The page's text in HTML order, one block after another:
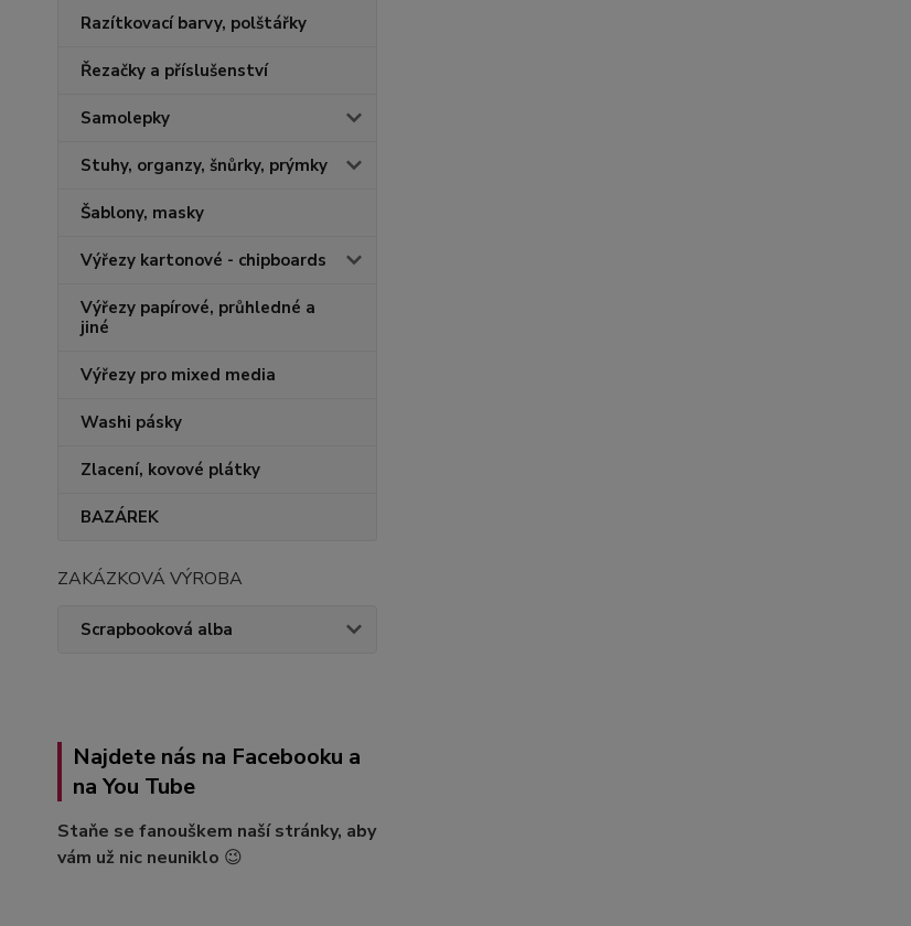
Razítkovací barvy, polštářky
Řezačky a příslušenství
Samolepky
Stuhy, organzy, šnůrky, prýmky
Šablony, masky
Výřezy kartonové - chipboards
Výřezy papírové, průhledné a
jiné
Výřezy pro mixed media
Washi pásky
Zlacení, kovové plátky
BAZÁREK
ZAKÁZKOVÁ VÝROBA
Scrapbooková alba
Najdete nás na Facebooku a
na You Tube
Staňe se fanouškem naší stránky, aby
vám už nic neuniklo 😉